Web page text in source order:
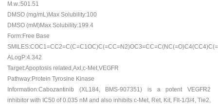
M.w.:501.51
DMSO (mg/mL)Max Solubility:100
DMSO (mM)Max Solubility:199.4
Form:Free Base
ALogP:4.342
Target:Apoptosis related,Axl,c-Met,VEGFR
Pathway:Protein Tyrosine Kinase
Information:Cabozantinib (XL184, BMS-907351) is a potent VEGFR2
inhibitor with IC50 of 0.035 nM and also inhibits c-Met, Ret, Kit, Flt-1/3/4, Tie2,